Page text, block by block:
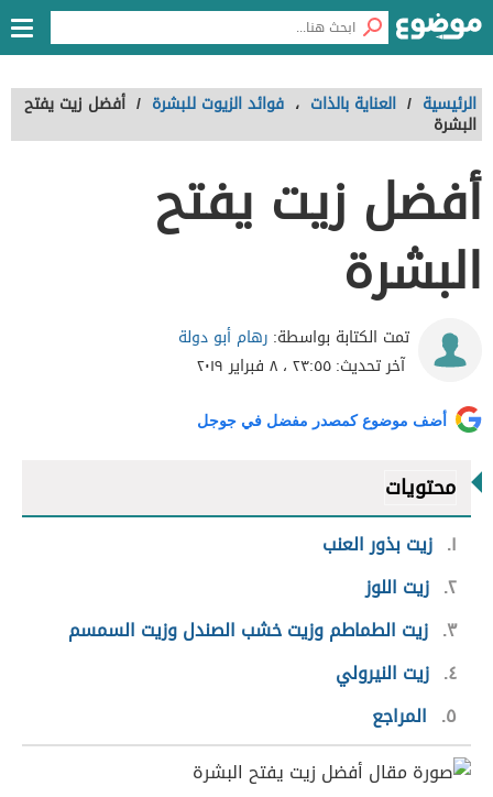
الرئيسية / العناية بالذات ، فوائد الزيوت للبشرة / أفضل زيت يفتح
البشرة
أفضل زيت يفتح
البشرة
تمت الكتابة بواسطة: رهام أبو دولة
آخر تحديث:٢٣:٥٥ ، ٨ فبراير ٢٠١٩
أضف موضوع كمصدر مفضل في جوجل
محتويات
١ زيت بذور العنب
٢ زيت اللوز
٣ زيت الطماطم وزيت خشب الصندل وزيت السمسم
٤ زيت النيرولي
٥
المراجع